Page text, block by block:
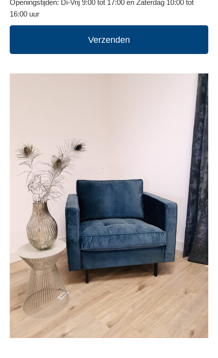
Openingstijden: Di-Vrij 9:00 tot 17:00 en Zaterdag 10:00 tot
16:00 uur
Verzenden